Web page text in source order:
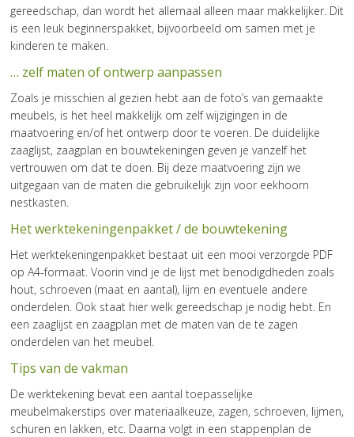
gereedschap, dan wordt het allemaal alleen maar makkelijker. Dit
is een leuk beginnerspakket, bijvoorbeeld om samen met je
kinderen te maken.
… zelf maten of ontwerp aanpassen
Zoals je misschien al gezien hebt aan de foto’s van gemaakte
meubels, is het heel makkelijk om zelf wijzigingen in de
maatvoering en/of het ontwerp door te voeren. De duidelijke
zaaglijst, zaagplan en bouwtekeningen geven je vanzelf het
vertrouwen om dat te doen. Bij deze maatvoering zijn we
uitgegaan van de maten die gebruikelijk zijn voor eekhoorn
nestkasten.
Het werktekeningenpakket / de bouwtekening
Het werktekeningenpakket bestaat uit een mooi verzorgde PDF
op A4-formaat. Voorin vind je de lijst met benodigdheden zoals
hout, schroeven (maat en aantal), lijm en eventuele andere
onderdelen. Ook staat hier welk gereedschap je nodig hebt. En
een zaaglijst en zaagplan met de maten van de te zagen
onderdelen van het meubel.
Tips van de vakman
De werktekening bevat een aantal toepasselijke
meubelmakerstips over materiaalkeuze, zagen, schroeven, lijmen,
schuren en lakken, etc. Daarna volgt in een stappenplan de